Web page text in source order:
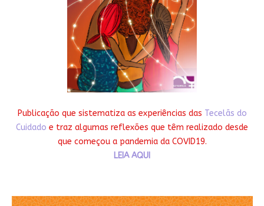
Publicação que sistematiza as experiências das Tecelãs do
Cuidado e traz algumas reflexões que têm realizado desde
que começou a pandemia da COVID19.
LEIA AQUI